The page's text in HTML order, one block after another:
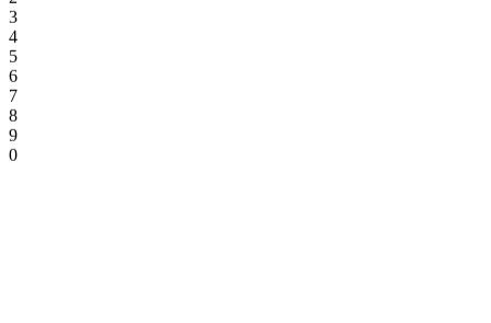
4
5
6
7
8
9
0